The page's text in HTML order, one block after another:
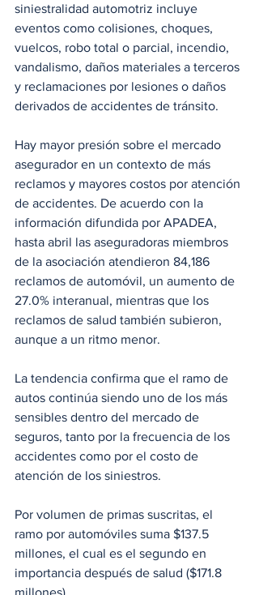
siniestralidad automotriz incluye
eventos como colisiones, choques,
vuelcos, robo total o parcial, incendio,
vandalismo, daños materiales a terceros
y reclamaciones por lesiones o daños
derivados de accidentes de tránsito.
Hay mayor presión sobre el mercado
asegurador en un contexto de más
reclamos y mayores costos por atención
de accidentes. De acuerdo con la
información difundida por APADEA,
hasta abril las aseguradoras miembros
de la asociación atendieron 84,186
reclamos de automóvil, un aumento de
27.0% interanual, mientras que los
reclamos de salud también subieron,
aunque a un ritmo menor.
La tendencia confirma que el ramo de
autos continúa siendo uno de los más
sensibles dentro del mercado de
seguros, tanto por la frecuencia de los
accidentes como por el costo de
atención de los siniestros.
Por volumen de primas suscritas, el
ramo por automóviles suma $137.5
millones, el cual es el segundo en
importancia después de salud ($171.8
millones).